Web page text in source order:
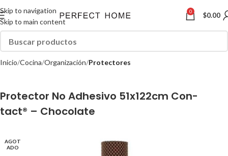
Skip to navigation
Skip to main content
0 $0.00
Inicio Cocina Organización Protectores
Protector No Adhesivo 51x122cm Con-
tact® – Chocolate
AGOT
ADO